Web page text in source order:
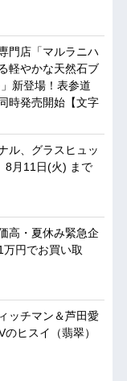
門店「マルラニハ
軽やかな天然石ブ
新登場！表参道
時発売開始【文字
ル、グラスヒュッ
月11日(火) まで
高・夏休み緊急企
円でお買い取
ッチマン＆芦田愛
ヒスイ（翡翠）